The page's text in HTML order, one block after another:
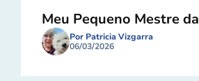
Meu Pequeno Mestre
Por Patricia Vizgarra
06/03/2026